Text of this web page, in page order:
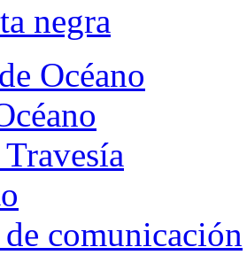
negra
Océano
comunicación